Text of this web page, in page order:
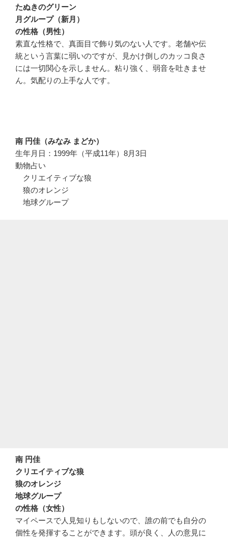
たぬきのグリーン
月グループ（新月）
の性格（男性）
素直な性格で、真面目で飾り気のない人です。老舗や伝
統という言葉に弱いのですが、見かけ倒しのカッコ良さ
には一切関心を示しません。粘り強く、弱音を吐きませ
ん。気配りの上手な人です。
南 円佳（みなみ まどか）
生年月日：1999年（平成11年）8月3日
動物占い
クリエイティブな狼
狼のオレンジ
地球グループ
南 円佳
クリエイティブな狼
狼のオレンジ
地球グループ
の性格（女性）
マイペースで人見知りもしないので、誰の前でも自分の
個性を発揮することができます。頭が良く、人の意見に